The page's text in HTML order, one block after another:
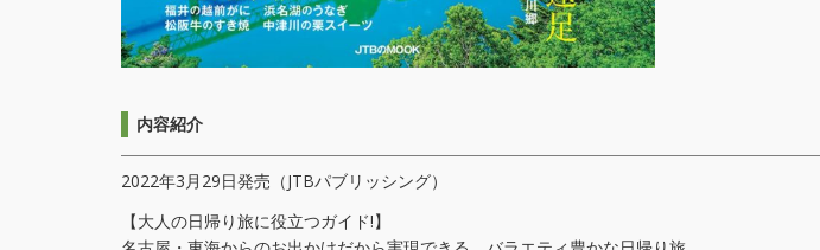
内容紹介
2022年3月29日発売（JTBパブリッシング）
【大人の日帰り旅に役立つガイド!】